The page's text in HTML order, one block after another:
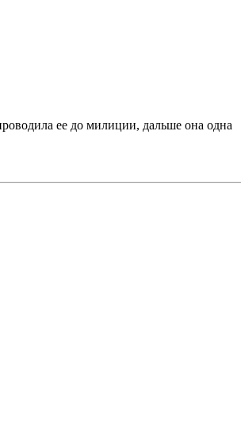
ее до милиции, дальше она одна